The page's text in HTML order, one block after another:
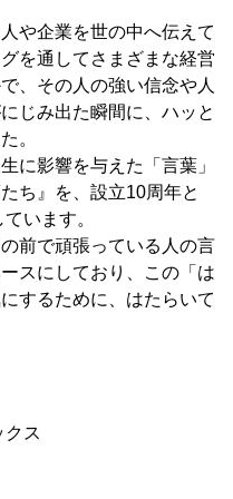
や企業を世の中へ伝えて
を通してさまざまな経営
、その人の強い信念や人
じみ出た瞬間に、ハッと
。
に影響を与えた「言葉」
ち』を、設立10周年と
います。
前で頑張っている人の言
スにしており、この「は
するために、はたらいて
ス